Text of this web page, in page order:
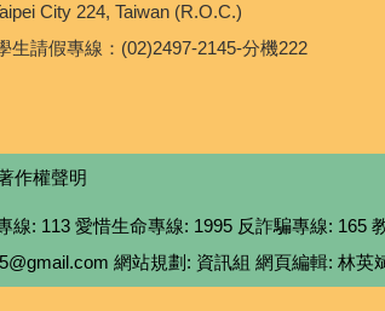
City 224, Taiwan (R.O.C.)
生請假專線：(02)2497-2145-分機222
作權聲明
: 113 愛惜生命專線: 1995 反詐騙專線: 165
網站規劃: 資訊組 網頁編輯: 林英